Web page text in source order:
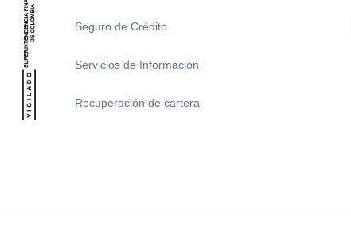
Seguro de Crédito
Servicios de Información
Recuperación de cartera